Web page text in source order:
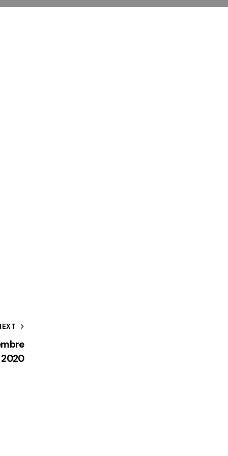
2020